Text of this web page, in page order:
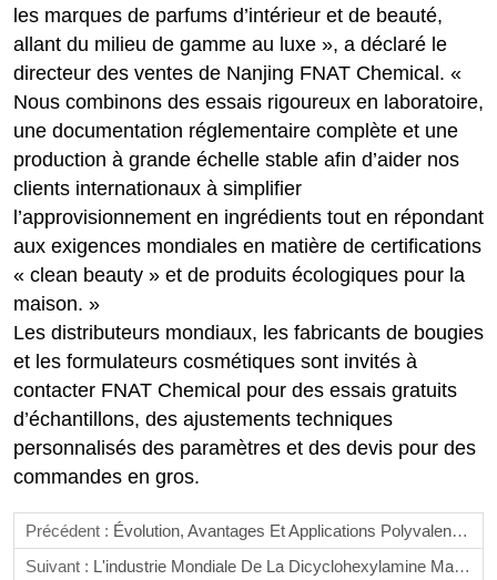
les marques de parfums d’intérieur et de beauté,
allant du milieu de gamme au luxe », a déclaré le
directeur des ventes de Nanjing FNAT Chemical. «
Nous combinons des essais rigoureux en laboratoire,
une documentation réglementaire complète et une
production à grande échelle stable afin d’aider nos
clients internationaux à simplifier
l’approvisionnement en ingrédients tout en répondant
aux exigences mondiales en matière de certifications
« clean beauty » et de produits écologiques pour la
maison. »
Les distributeurs mondiaux, les fabricants de bougies
et les formulateurs cosmétiques sont invités à
contacter FNAT Chemical pour des essais gratuits
d’échantillons, des ajustements techniques
personnalisés des paramètres et des devis pour des
commandes en gros.
Précédent : Évolution, Avantages Et Applications Polyvalentes De La Cire De Colza De Qualité Supérieure Pour La Fabrication De Bougies
Suivant : L'industrie Mondiale De La Dicyclohexylamine Maintient Une Croissance Stable : La Fabrication Verte Et Les Applications Haut De Gamme Redéfinissent Le Paysage Du Marché Jusqu'en 2035